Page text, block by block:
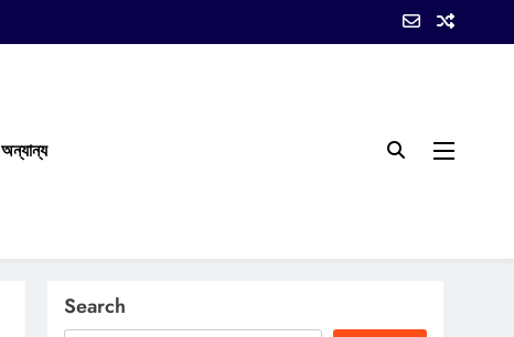
অন্যান্য
Search